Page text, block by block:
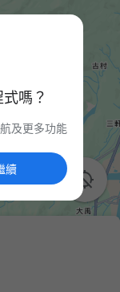

嗎？
及更多功能
續